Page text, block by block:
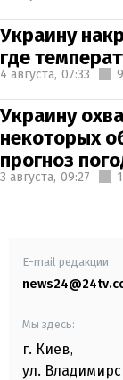
Украину
где
4 августа, 07:33
Украину
некоторых
прогноз
3 августа, 09:27
E-mail редакции
Мы здесь:
г. Киев,
ул.